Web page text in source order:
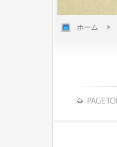
ホーム